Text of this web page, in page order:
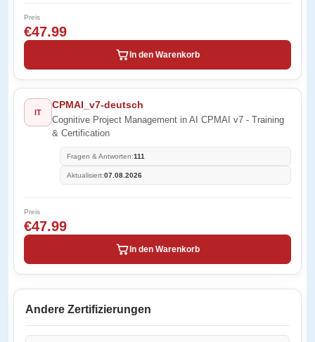
Preis
€47.99
In den Warenkorb
IT
CPMAI_v7-deutsch
Cognitive Project Management in AI CPMAI v7 - Training
& Certification
Fragen & Antworten:111
Aktualisiert:07.08.2026
Preis
€47.99
In den Warenkorb
Andere Zertifizierungen